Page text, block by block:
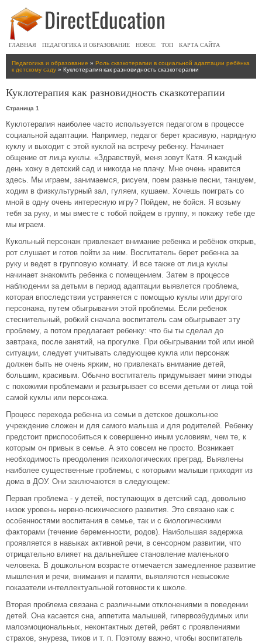
ГЛАВНАЯ ПЕДАГОГИКА И ОБРАЗОВАНИЕ НОВОЕ ТОП КАРТА САЙТА
Педагогика и образование » Роль сказкотерапии в социальной адаптации ребёнка
к детскому саду » Куклотерапия как разновидность сказкотерапии
Куклотерапия как разновидность сказкотерапии
Страница 1
Куклотерапия наиболее часто используется педагогом в процессе
социальной адаптации. Например, педагог берет красивую, нарядную
куклу и выходит с этой куклой на встречу ребенку. Начинает
общение от лица куклы. «Здравствуй, меня зовут Катя. Я каждый
день хожу в детский сад и никогда не плачу. Мне очень нравится
здесь. Мы играем, занимаемся, рисуем, поем разные песни, танцуем,
ходим в физкультурный зал, гуляем, кушаем. Хочешь поиграть со
мной в одну очень интересную игру? Пойдем, не бойся. Я возьму
тебя за руку, и мы вместе с тобой пойдем в группу, я покажу тебе где
мы играем.
Кукольный персонаж привлекает внимание ребенка и ребёнок открыв,
рот слушает и готов пойти за ним. Воспитатель берет ребенка за
руку и ведет в групповую комнату. И все также от лица куклы
начинает знакомить ребенка с помещением. Затем в процессе
наблюдении за детьми в период адаптации выявлется проблема,
которая впоследствии устраняется с помощью куклы или другого
персонажа, путем обыгрывания этой проблемы. Если ребенок
стеснительный, робкий сначала воспитатель сам обыгрывает эту
проблему, а потом предлагает ребенку: что бы ты сделал до
завтрака, после занятий, на прогулке. При обыгрывании той или иной
ситуации, следует учитывать следующее кукла или персонаж
должен быть не очень ярким, но привлекать внимание детей,
большим, красивым. Обычно воспитатель придумывает мини этюды
с похожими проблемами и разыгрывает со всеми детьми от лица той
самой куклы или персонажа.
Процесс перехода ребенка из семьи в детское дошкольное
учреждение сложен и для самого малыша и для родителей. Ребенку
предстоит приспособиться к совершенно иным условиям, чем те, к
которым он привык в семье. А это совсем не просто. Возникает
необходимость преодоления психологических преград. Выявлены
наиболее существенные проблемы, с которыми малыши приходят из
дома в ДОУ. Они заключаются в следующем:
Первая проблема - у детей, поступающих в детский сад, довольно
низок уровень нервно-психического развития. Это связано как с
особенностями воспитания в семье, так и с биологическими
факторами (течение беременности, родов). Наибольшая задержка
проявляется в навыках активной речи, в сенсорном развитии, что
отрицательно влияет на дальнейшее становление маленького
человека. В дошкольном возрасте отмечается замедленное развитие
мышления и речи, внимания и памяти, выявляются невысокие
показатели интеллектуальной готовности к школе.
Вторая проблема связана с различными отклонениями в поведении
детей. Она касается сна, аппетита малышей, гипервозбудимых или
малоэмоциональных, неконтактных детей, ребят с проявлениями
страхов, энуреза, тиков и т. п. Поэтому важно, чтобы воспитатель